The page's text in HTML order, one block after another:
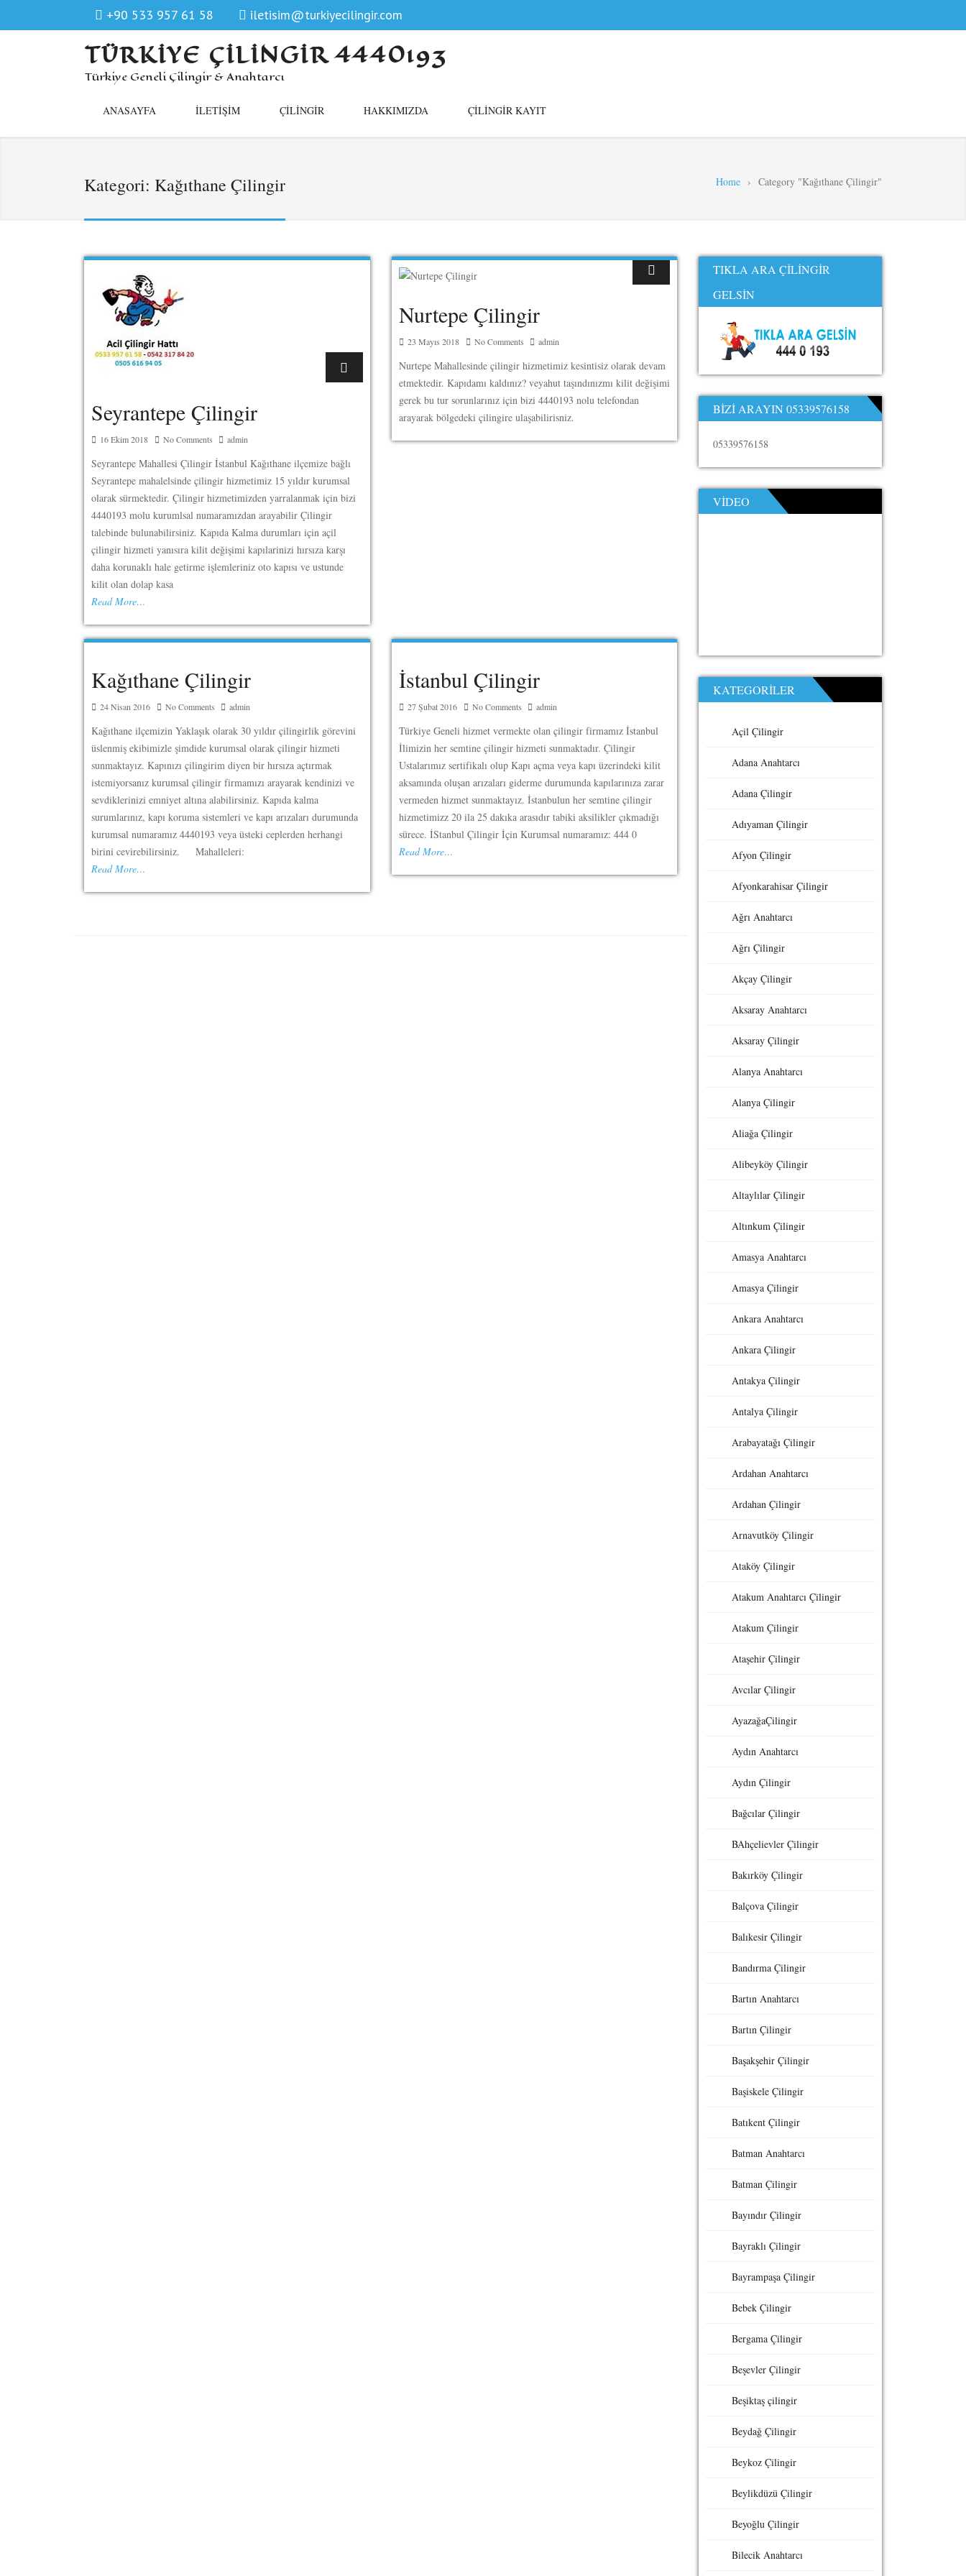
+90 533 957 61 58 iletisim@turkiyecilingir.com
TÜRKIYE ÇILINGIR 4440193
Türkiye Geneli Çilingir & Anahtarcı
ANASAYFA İLETIŞIM ÇILINGIR HAKKIMIZDA ÇILINGIR KAYIT
Kategori: Kağıthane Çilingir Home › Category "Kağıthane Çilingir"
Seyrantepe Çilingir
16 Ekim 2018 No Comments admin
Seyrantepe Mahallesi Çilingir İstanbul Kağıthane ilçemize bağlı
Seyrantepe mahalelsinde çilingir hizmetimiz 15 yıldır kurumsal
olarak sürmektedir. Çilingir hizmetimizden yarralanmak için bizi
4440193 molu kurumlsal numaramızdan arayabilir Çilingir
talebinde bulunabilirsiniz. Kapıda Kalma durumları için açil
çilingir hizmeti yanısıra kilit değişimi kapılarinizi hırsıza karşı
daha korunaklı hale getirme işlemleriniz oto kapısı ve ustunde
kilit olan dolap kasa
Read More…
Nurtepe Çilingir
23 Mayıs 2018 No Comments admin
Nurtepe Mahallesinde çilingir hizmetimiz kesintisiz olarak devam
etmektedir. Kapıdamı kaldınız? veyahut taşındınızmı kilit değişimi
gerek bu tur sorunlarınız için bizi 4440193 nolu telefondan
arayarak bölgedeki çilingire ulaşabilirisniz.
Kağıthane Çilingir
24 Nisan 2016 No Comments admin
Kağıthane ilçemizin Yaklaşık olarak 30 yıldır çilingirlik görevini
üslenmiş ekibimizle şimdide kurumsal olarak çilingir hizmeti
sunmaktayız. Kapınızı çilingirim diyen bir hırsıza açtırmak
istemiyorsanız kurumsal çilingir firmamızı arayarak kendinizi ve
sevdiklerinizi emniyet altına alabilirsiniz. Kapıda kalma
surumlarınız, kapı koruma sistemleri ve kapı arızaları durumunda
kurumsal numaramız 4440193 veya üsteki ceplerden herhangi
birini cevirebilirsiniz. Mahalleleri:
Read More…
İstanbul Çilingir
27 Şubat 2016 No Comments admin
Türkiye Geneli hizmet vermekte olan çilingir firmamız İstanbul
İlimizin her semtine çilingir hizmeti sunmaktadır. Çilingir
Ustalarımız sertifikalı olup Kapı açma veya kapı üzerindeki kilit
aksamında oluşan arızaları giderme durumunda kapılarınıza zarar
vermeden hizmet sunmaktayız. İstanbulun her semtine çilingir
hizmetimizz 20 ila 25 dakıka arasıdır tabiki aksilikler çıkmadığı
sürece. İStanbul Çilingir İçin Kurumsal numaramız: 444 0
Read More…
TIKLA ARA ÇILINGIR
GELSIN
BIZI ARAYIN 05339576158
05339576158
VIDEO
KATEGORILER
Açil Çilingir
Adana Anahtarcı
Adana Çilingir
Adıyaman Çilingir
Afyon Çilingir
Afyonkarahisar Çilingir
Ağrı Anahtarcı
Ağrı Çilingir
Akçay Çilingir
Aksaray Anahtarcı
Aksaray Çilingir
Alanya Anahtarcı
Alanya Çilingir
Aliağa Çilingir
Alibeyköy Çilingir
Altaylılar Çilingir
Altınkum Çilingir
Amasya Anahtarcı
Amasya Çilingir
Ankara Anahtarcı
Ankara Çilingir
Antakya Çilingir
Antalya Çilingir
Arabayatağı Çilingir
Ardahan Anahtarcı
Ardahan Çilingir
Arnavutköy Çilingir
Ataköy Çilingir
Atakum Anahtarcı Çilingir
Atakum Çilingir
Ataşehir Çilingir
Avcılar Çilingir
AyazağaÇilingir
Aydın Anahtarcı
Aydın Çilingir
Bağcılar Çilingir
BAhçelievler Çilingir
Bakırköy Çilingir
Balçova Çilingir
Balıkesir Çilingir
Bandırma Çilingir
Bartın Anahtarcı
Bartın Çilingir
Başakşehir Çilingir
Başiskele Çilingir
Batıkent Çilingir
Batman Anahtarcı
Batman Çilingir
Bayındır Çilingir
Bayraklı Çilingir
Bayrampaşa Çilingir
Bebek Çilingir
Bergama Çilingir
Beşevler Çilingir
Beşiktaş çilingir
Beydağ Çilingir
Beykoz Çilingir
Beylikdüzü Çilingir
Beyoğlu Çilingir
Bilecik Anahtarcı